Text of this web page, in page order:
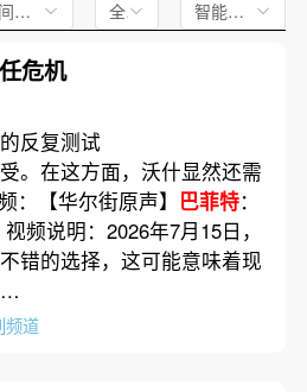
时间不限 全文 智能排序
危机
反复测试
。在这方面，沃什显然还需
：【华尔街原声】 巴菲特：
频说明：2026年7月15日，
错的选择，这可能意味着现
频道